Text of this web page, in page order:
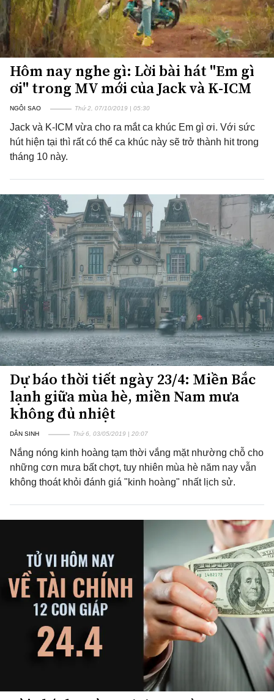
Hôm nay nghe gì: Lời bài hát "Em gì
ơi" trong MV mới của Jack và K-ICM
NGÔI SAO Thứ 2, 07/10/2019 | 05:30
Jack và K-ICM vừa cho ra mắt ca khúc Em gì ơi. Với sức
hút hiện tại thì rất có thể ca khúc này sẽ trở thành hit trong
tháng 10 này.
Dự báo thời tiết ngày 23/4: Miền Bắc
lạnh giữa mùa hè, miền Nam mưa
không đủ nhiệt
DÂN SINH Thứ 6, 03/05/2019 | 20:07
Nắng nóng kinh hoàng tạm thời vắng mặt nhường chỗ cho
những cơn mưa bất chợt, tuy nhiên mùa hè năm nay vẫn
không thoát khỏi đánh giá "kinh hoàng" nhất lịch sử.